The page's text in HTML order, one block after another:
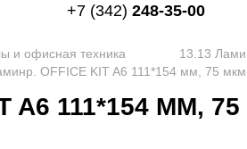
+7 (342) 248-35-00
и офисная техника
13.13
OFFICE KIT A6 111*154 мм, 75
111*154 ММ,